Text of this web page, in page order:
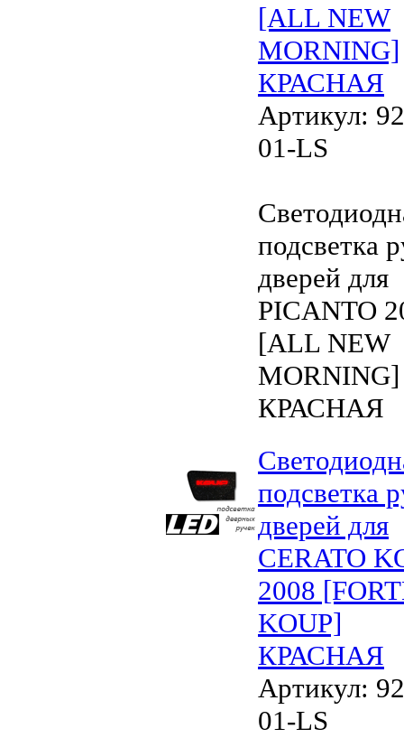
[ALL NEW
MORNING]
КРАСНАЯ
Артикул:
01-LS
подсветка
дверей для
PICANTO
[ALL NEW
MORNING]
КРАСНАЯ
подсветка
дверей для
CERATO
2008
KOUP]
КРАСНАЯ
Артикул:
01-LS